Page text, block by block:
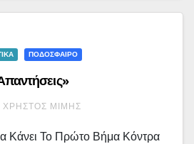
ΠΟΔΟΣΦΑΙΡΟ
ΧΡΉΣΤΟΣ ΜΊΜΗΣ
Κάνει Το Πρώτο Βήμα Κόντρα